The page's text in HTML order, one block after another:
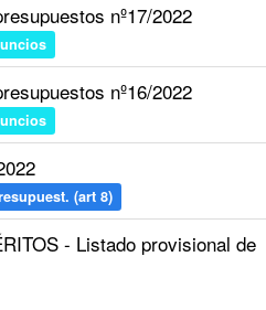
nº17/2022
nº16/2022
(art 8)
- Listado provisional de